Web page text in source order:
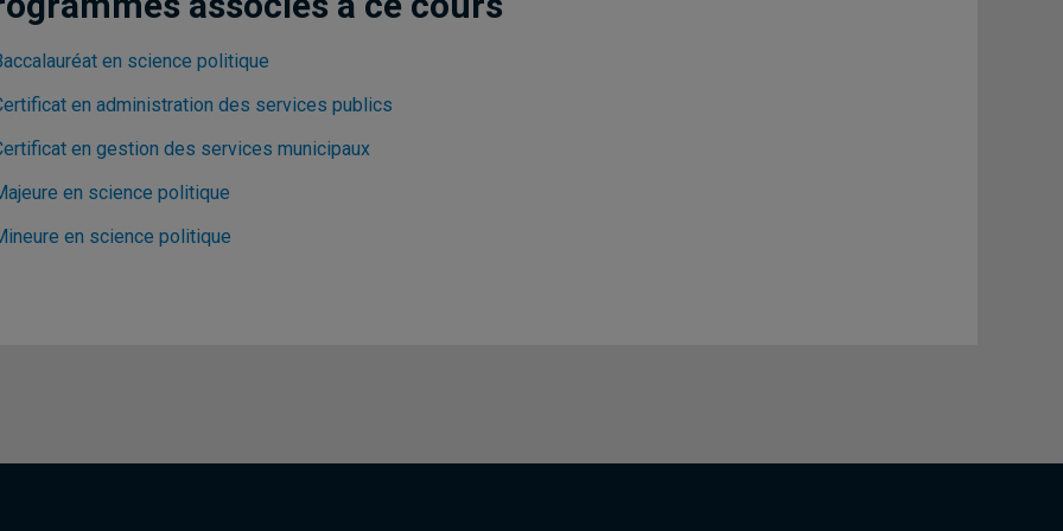
en science politique
en administration des services publics
en gestion des services municipaux
en science politique
en science politique